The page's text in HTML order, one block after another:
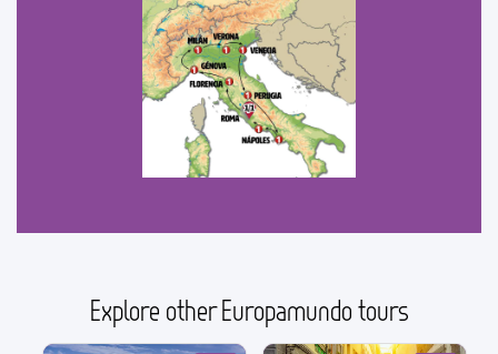
Explore other Europamundo tours